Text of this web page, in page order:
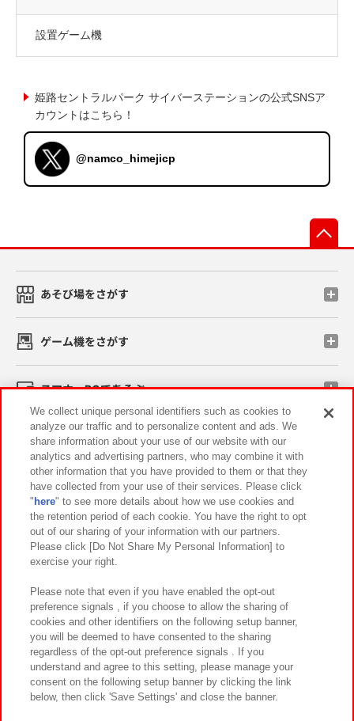
設置ゲーム機
姫路セントラルパーク サイバーステーションの公式SNSア
カウントはこちら！
@namco_himejicp
あそび場をさがす
ゲーム機をさがす
スマホ・PCであそぶ
イベント・キャンペーン
関連会社 サステナビリティ サイトポリシー
プライバシーポリシー ウェブアクセシビリティ方針と検証結果
お取引先さまとともに
カスタマーハラスメント対応方針 よくあるご質問・お問い合わせ
©Bandai Namco Amusement Inc.
We collect unique personal identifiers such as cookies to
analyze our traffic and to personalize content and ads. We
share information about your use of our website with our
analytics and advertising partners, who may combine it with
other information that you have provided to them or that they
have collected from your use of their services. Please click
" here" to see more details about how we use cookies and
the retention period of each cookie. You have the right to opt
out of our sharing of your information with our partners.
Please click [Do Not Share My Personal Information] to
exercise your right.
Please note that even if you have enabled the opt-out
preference signals , if you choose to allow the sharing of
cookies and other identifiers on the following setup banner,
you will be deemed to have consented to the sharing
regardless of the opt-out preference signals . If you
understand and agree to this setting, please manage your
consent on the following setup banner by clicking the link
below, then click 'Save Settings' and close the banner.